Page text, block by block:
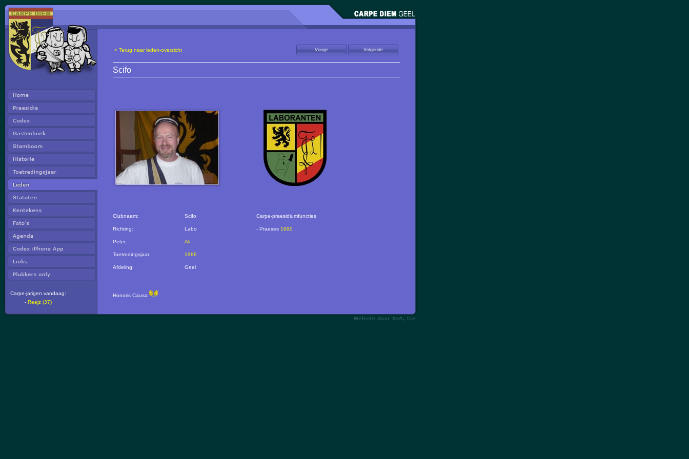
Carpe-jarigen vandaag:
- Reejz (37)
< Terug naar leden-overzicht
Scifo
Clubnaam: Scifo
Richting: Labo
Peter: Ali
Toetredingsjaar: 1986
Afdeling: Geel
Honoris Causa
Carpe-praesidiumfuncties
- Praeses 1990